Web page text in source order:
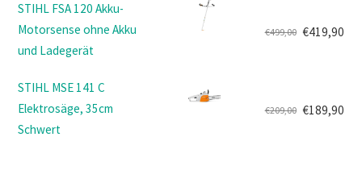
war:
€1.249,00
ist:
€999,90.
STIHL FSA 120 Akku-
Motorsense ohne Akku
und Ladegerät
€499,00
war:
€499,00
€419,90
ist:
€419,90.
STIHL MSE 141 C
Elektrosäge, 35cm
Schwert
€209,00
Ursprünglicher
€189,90